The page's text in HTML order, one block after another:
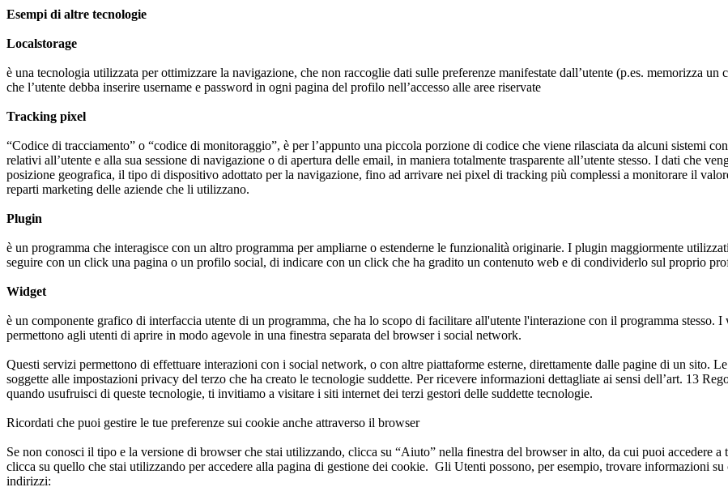
Esempi di altre tecnologie
Localstorage
è una tecnologia utilizzata per ottimizzare la navigazione, che non raccoglie dati sulle preferenze manifestate dall’utente (p.es. memorizza
che l’utente debba inserire username e password in ogni pagina del profilo nell’accesso alle aree riservate
Tracking pixel
“Codice di tracciamento” o “codice di monitoraggio”, è per l’appunto una piccola porzione di codice che viene rilasciata da alcuni sistemi
relativi all’utente e alla sua sessione di navigazione o di apertura delle email, in maniera totalmente trasparente all’utente stesso. I dati che
posizione geografica, il tipo di dispositivo adottato per la navigazione, fino ad arrivare nei pixel di tracking più complessi a monitorare il
reparti marketing delle aziende che li utilizzano.
Plugin
è un programma che interagisce con un altro programma per ampliarne o estenderne le funzionalità originarie. I plugin maggiormente
seguire con un click una pagina o un profilo social, di indicare con un click che ha gradito un contenuto web e di condividerlo sul proprio
Widget
è un componente grafico di interfaccia utente di un programma, che ha lo scopo di facilitare all'utente l'interazione con il programma
permettono agli utenti di aprire in modo agevole in una finestra separata del browser i social network.
Questi servizi permettono di effettuare interazioni con i social network, o con altre piattaforme esterne, direttamente dalle pagine di un sito.
soggette alle impostazioni privacy del terzo che ha creato le tecnologie suddette. Per ricevere informazioni dettagliate ai sensi dell’art. 13
quando usufruisci di queste tecnologie, ti invitiamo a visitare i siti internet dei terzi gestori delle suddette tecnologie.
Ricordati che puoi gestire le tue preferenze sui cookie anche attraverso il browser
Se non conosci il tipo e la versione di browser che stai utilizzando, clicca su “Aiuto” nella finestra del browser in alto, da cui puoi accedere
clicca su quello che stai utilizzando per accedere alla pagina di gestione dei cookie. Gli Utenti possono, per esempio, trovare informazioni
indirizzi: